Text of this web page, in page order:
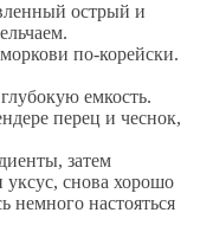
острый и
по-корейски.
емкость.
перец и чеснок,
затем
уксус, снова хорошо
немного настояться